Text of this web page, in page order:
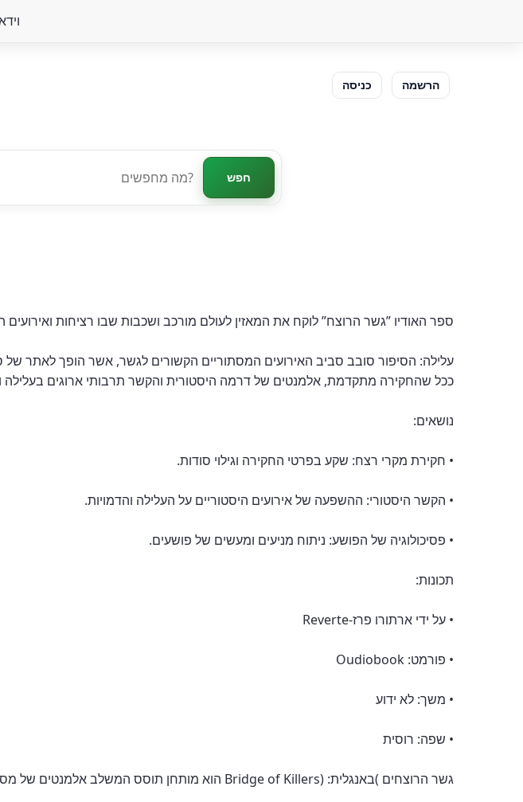
כניסה הרשמה
חפש
ספר האודיו ”גשר הרוצח” לוקח את המאזין לעולם מורכב ושכבות שבו רציחות ואירועים
עלילה: הסיפור סובב סביב האירועים המסתוריים הקשורים לגשר, אשר הופך לאתר
ככל שהחקירה מתקדמת, אלמנטים של דרמה היסטורית והקשר תרבותי ארוגים בעלילה
נושאים:
• חקירת מקרי רצח: שקע בפרטי החקירה וגילוי סודות.
• הקשר היסטורי: ההשפעה של אירועים היסטוריים על העלילה והדמויות.
• פסיכולוגיה של הפושע: ניתוח מניעים ומעשים של פושעים.
תכונות:
• על ידי ארתורו פרז-Reverte
• פורמט: Oudiobook
• משך: לא ידוע
• שפה: רוסית
גשר הרוצחים (באנגלית: Bridge of Killers) הוא מותחן תוסס המשלב אלמנטים של מסתורין ודרמה היסטורית, ויוצר יצירה מתוחה ומסקרנת שצוללת לתוך עולם של רצח ומסתורין.